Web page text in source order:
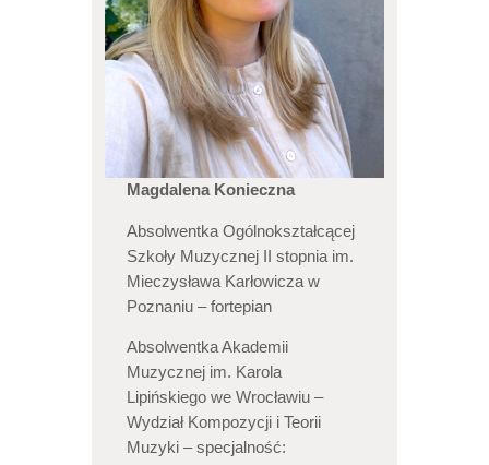
Magdalena Konieczna
Absolwentka Ogólnokształcącej
Szkoły Muzycznej II stopnia im.
Mieczysława Karłowicza w
Poznaniu – fortepian
Absolwentka Akademii
Muzycznej im. Karola
Lipińskiego we Wrocławiu –
Wydział Kompozycji i Teorii
Muzyki – specjalność: